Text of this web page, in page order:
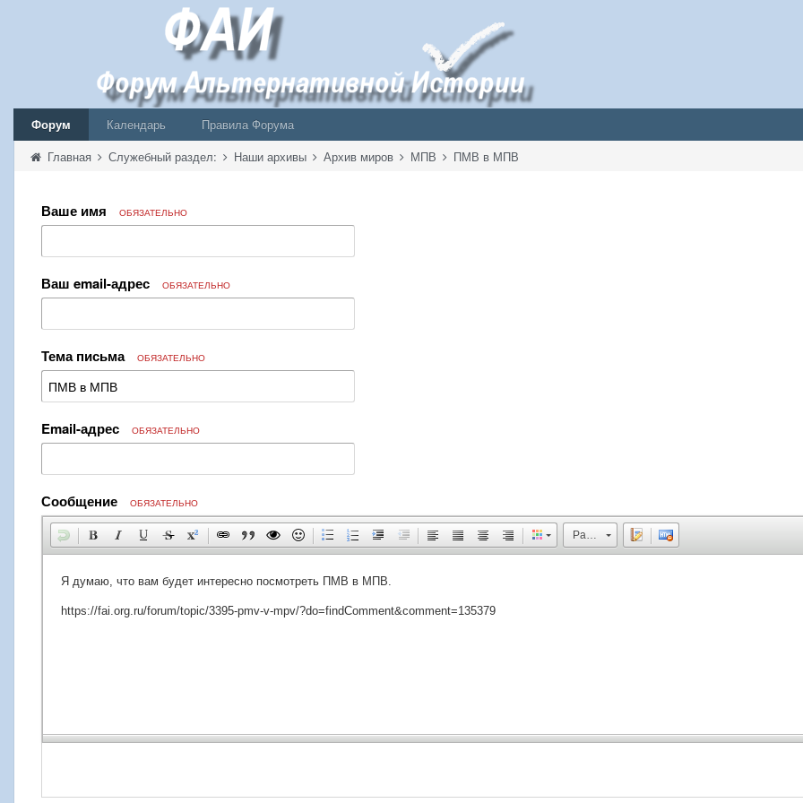
Форум Календарь
Правила Форума
Главная Служебный раздел: Наши архивы Архив миров МПВ ПМВ в МПВ
Ваше имя ОБЯЗАТЕЛЬНО
Ваш email-адрес ОБЯЗАТЕЛЬНО
Тема письма ОБЯЗАТЕЛЬНО
Email-адрес ОБЯЗАТЕЛЬНО
Сообщение ОБЯЗАТЕЛЬНО
Размер